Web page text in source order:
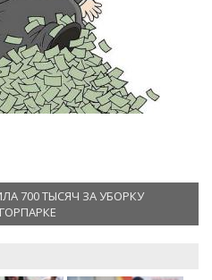
700 ТЫСЯЧ ЗА УБОРКУ